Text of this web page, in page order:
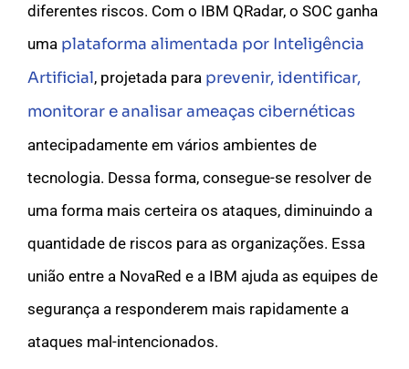
diferentes riscos. Com o IBM QRadar, o SOC ganha
uma plataforma alimentada por Inteligência
Artificial, projetada para prevenir, identificar,
monitorar e analisar ameaças cibernéticas
antecipadamente em vários ambientes de
tecnologia. Dessa forma, consegue-se resolver de
uma forma mais certeira os ataques, diminuindo a
quantidade de riscos para as organizações. Essa
união entre a NovaRed e a IBM ajuda as equipes de
segurança a responderem mais rapidamente a
ataques mal-intencionados.